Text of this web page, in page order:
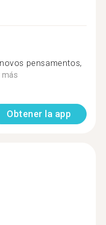
pensamentos,
más
Obtener la app